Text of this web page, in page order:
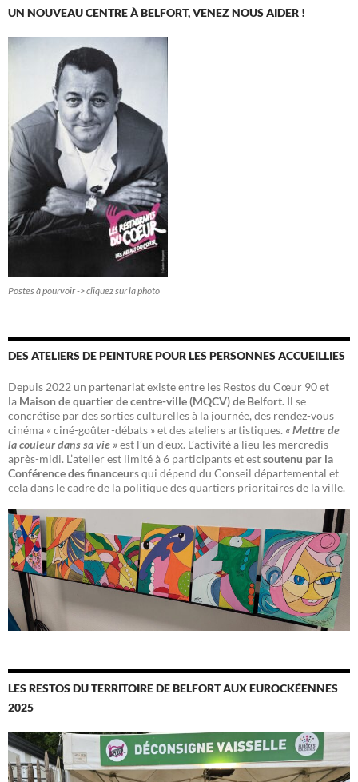
UN NOUVEAU CENTRE À BELFORT, VENEZ NOUS AIDER !
Postes à pourvoir -> cliquez sur la photo
DES ATELIERS DE PEINTURE POUR LES PERSONNES ACCUEILLIES
Depuis 2022 un partenariat existe entre les Restos du Cœur 90 et
la Maison de quartier de centre-ville (MQCV) de Belfort. Il se
concrétise par des sorties culturelles à la journée, des rendez-vous
cinéma « ciné-goûter-débats » et des ateliers artistiques. « Mettre de
la couleur dans sa vie »est l’un d’eux. L’activité a lieu les mercredis
après-midi. L’atelier est limité à 6 participants et estsoutenu par la
Conférence des financeurs qui dépend du Conseil départemental et
cela dans le cadre de la politique des quartiers prioritaires de la ville.
LES RESTOS DU TERRITOIRE DE BELFORT AUX EUROCKÉENNES
2025